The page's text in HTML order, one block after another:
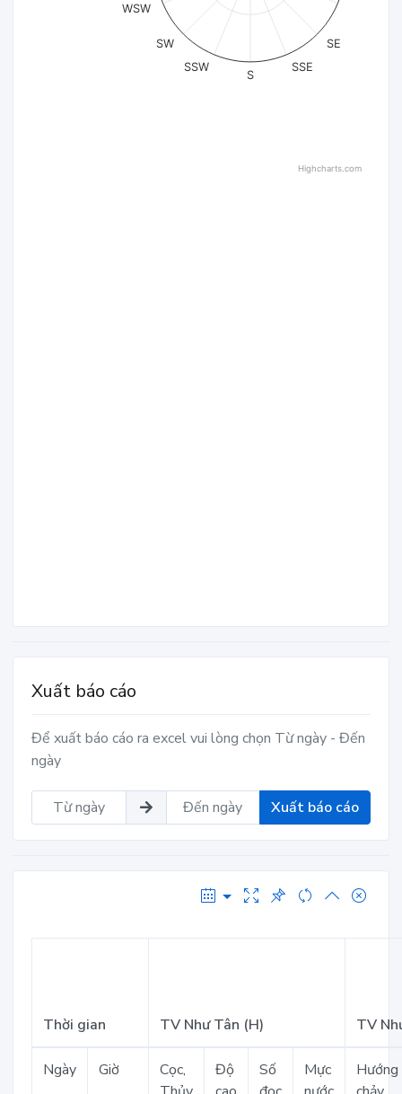
SE
SSE
S
SSW
SW
WSW
Highcharts.com
Xuất báo cáo
Để xuất báo cáo ra excel vui lòng chọn Từ ngày - Đến
ngày
Xuất báo cáo
Thời gian TV Như Tân (H) TV
Ngày Giờ
Cọc,
Độ
Số
Mực
Hướng